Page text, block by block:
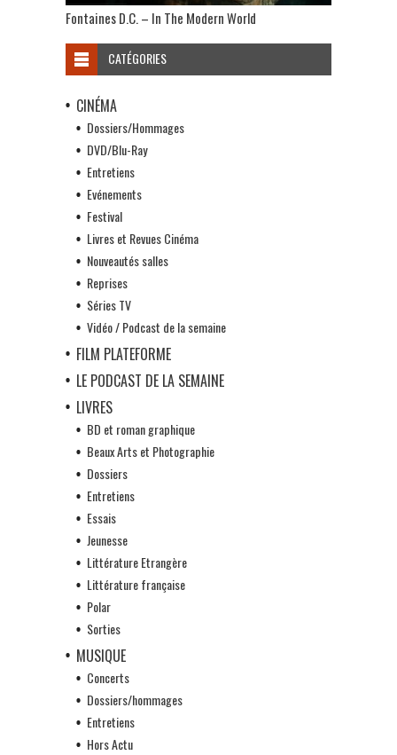
Fontaines D.C. – In The Modern World
CATÉGORIES
CINÉMA
Dossiers/Hommages
DVD/Blu-Ray
Entretiens
Evénements
Festival
Livres et Revues Cinéma
Nouveautés salles
Reprises
Séries TV
Vidéo / Podcast de la semaine
FILM PLATEFORME
LE PODCAST DE LA SEMAINE
LIVRES
BD et roman graphique
Beaux Arts et Photographie
Dossiers
Entretiens
Essais
Jeunesse
Littérature Etrangère
Littérature française
Polar
Sorties
MUSIQUE
Concerts
Dossiers/hommages
Entretiens
Hors Actu